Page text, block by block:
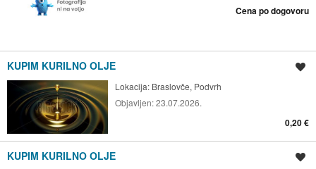
Cena po dogovoru
KUPIM KURILNO OLJE
Lokacija: Braslovče, Podvrh
Objavljen:23.07.2026.
0,20 €
KUPIM KURILNO OLJE